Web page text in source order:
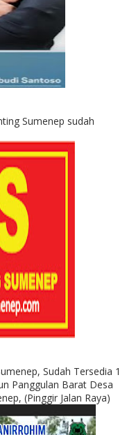
Sumenep sudah
Sudah Tersedia 1
Panggulan Barat Desa
(Pinggir Jalan Raya)